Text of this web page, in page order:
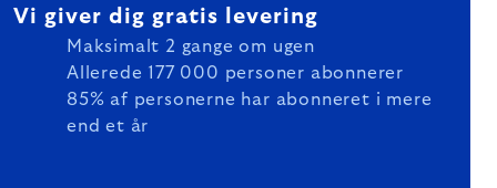
Vi giver dig gratis levering
Maksimalt 2 gange om ugen
Allerede 177 000 personer abonnerer
85% af personerne har abonneret i mere
end et år